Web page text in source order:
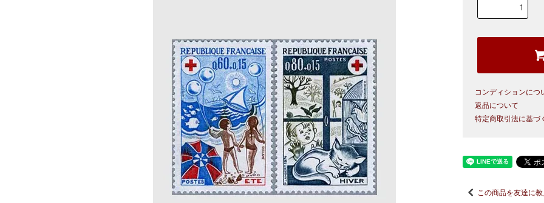
コンディションにつ
返品について
特定商取引法に基づ
この商品を友達に